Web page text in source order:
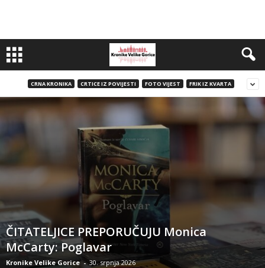
CRNA KRONIKA CRTICE IZ POVIJESTI FOTO VIJEST FRIK IZ KVARTA
ČITATELJICE PREPORUČUJU Monica
McCarty: Poglavar
Kronike Velike Gorice - 30. srpnja 2026